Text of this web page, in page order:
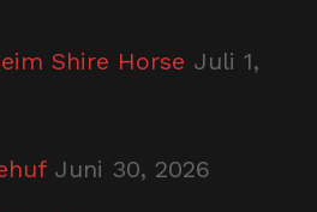
Shire Horse Juli 1,
Juni 30, 2026